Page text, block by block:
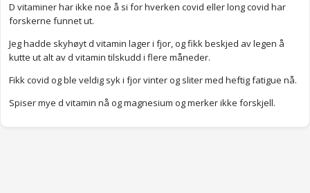
D vitaminer har ikke noe å si for hverken covid eller long covid har
forskerne funnet ut.
Jeg hadde skyhøyt d vitamin lager i fjor, og fikk beskjed av legen å
kutte ut alt av d vitamin tilskudd i flere måneder.
Fikk covid og ble veldig syk i fjor vinter og sliter med heftig fatigue nå.
Spiser mye d vitamin nå og magnesium og merker ikke forskjell.